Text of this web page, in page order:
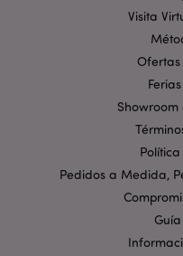
Visita
Ofertas
Showroom
Pedidos a Medida,
mage-cache-storage
mage-cache-